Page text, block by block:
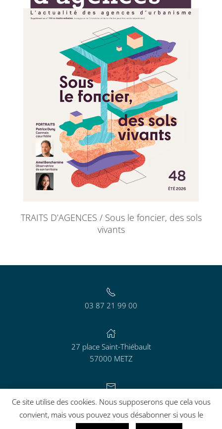
TRAITS D’AGENCES / Sous le foncier, des sols
vivants
03 87 21 99 00
27 place Saint-Thiébault
57000 METZ
contact@aguram.org
Ce site utilise des cookies. Nous supposerons que cela vous
convient, mais vous pouvez vous désabonner si vous le